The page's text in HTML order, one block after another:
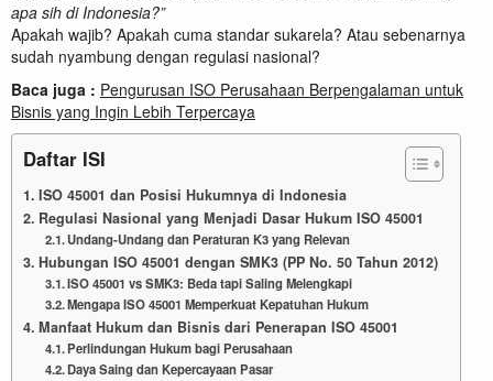
apa sih di Indonesia?”
Apakah wajib? Apakah cuma standar sukarela? Atau sebenarnya
sudah nyambung dengan regulasi nasional?
Baca juga : Pengurusan ISO Perusahaan Berpengalaman untuk
Bisnis yang Ingin Lebih Terpercaya
Daftar ISI
ISO 45001 dan Posisi Hukumnya di Indonesia
Regulasi Nasional yang Menjadi Dasar Hukum ISO 45001
Undang-Undang dan Peraturan K3 yang Relevan
Hubungan ISO 45001 dengan SMK3 (PP No. 50 Tahun 2012)
ISO 45001 vs SMK3: Beda tapi Saling Melengkapi
Mengapa ISO 45001 Memperkuat Kepatuhan Hukum
Manfaat Hukum dan Bisnis dari Penerapan ISO 45001
Perlindungan Hukum bagi Perusahaan
Daya Saing dan Kepercayaan Pasar